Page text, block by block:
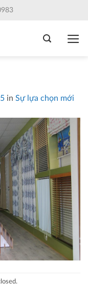
in Sự lựa chọn mới